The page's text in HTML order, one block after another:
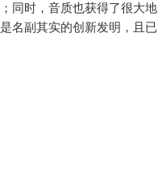
同时，音质也获得了很大地
名副其实的创新发明，且已